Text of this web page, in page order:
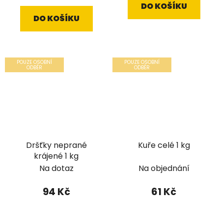
DO KOŠÍKU
DO KOŠÍKU
POUZE OSOBNÍ
ODBĚR
Dršťky neprané
krájené 1 kg
Na dotaz
94 Kč
POUZE OSOBNÍ
ODBĚR
Kuře celé 1 kg
Na objednání
61 Kč